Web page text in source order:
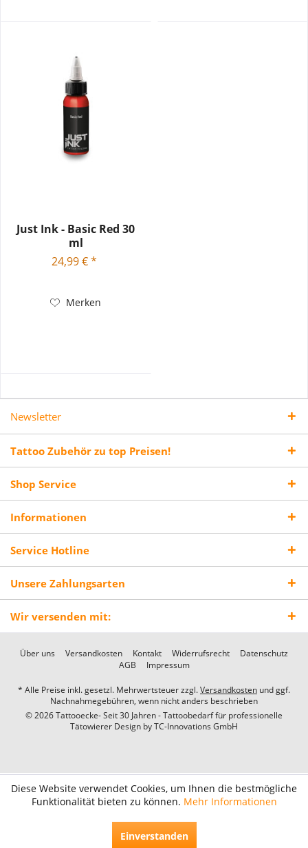
Just Ink - Basic Red 30
ml
24,99 € *
Merken
Newsletter
Tattoo Zubehör zu top Preisen!
Shop Service
Informationen
Service Hotline
Unsere Zahlungsarten
Wir versenden mit:
Über uns Versandkosten Kontakt Widerrufsrecht
Datenschutz
AGB
Impressum
* Alle Preise inkl. gesetzl. Mehrwertsteuer zzgl.Versandkosten und ggf.
Nachnahmegebühren, wenn nicht anders beschrieben
© 2026 Tattooecke- Seit 30 Jahren - Tattoobedarf für professionelle
Tätowierer Design byTC-Innovations GmbH
Diese Website verwendet Cookies, um Ihnen die bestmögliche
Funktionalität bieten zu können. Mehr Informationen
Einverstanden